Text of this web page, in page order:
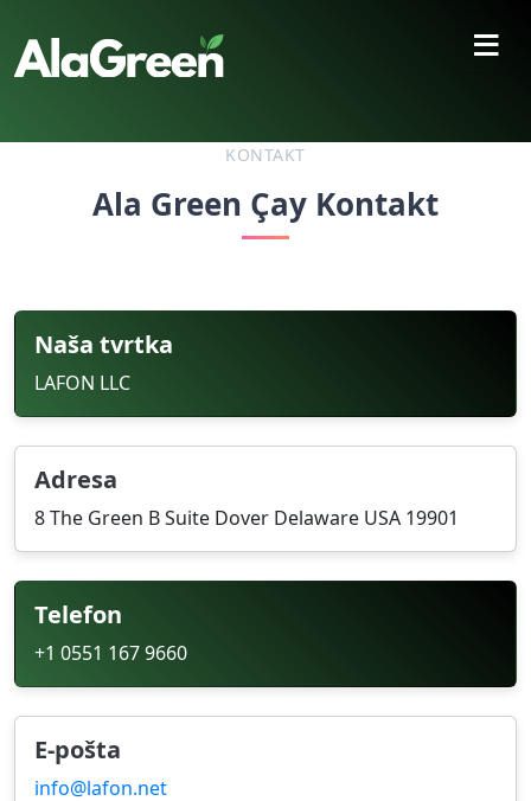
≡
KONTAKT
Ala Green Çay Kontakt
Naša tvrtka
LAFON LLC
Adresa
8 The Green B Suite Dover Delaware USA 19901
Telefon
+1 0551 167 9660
E-pošta
info@lafon.net